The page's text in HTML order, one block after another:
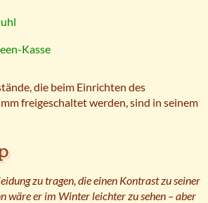
Kasse
die beim Einrichten des
freigeschaltet werden, sind in seinem
zu tragen, die einen Kontrast zu seiner
wäre er im Winter leichter zu sehen – aber